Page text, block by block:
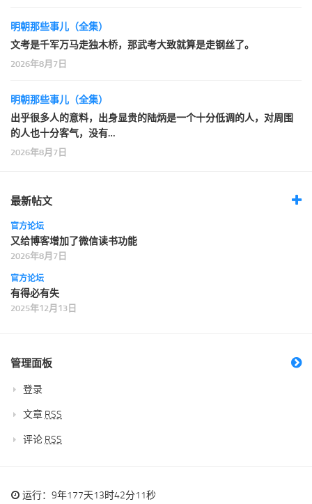
明朝那些事儿（全集）
文考是千军万马走独木桥，那武考大致就算是走钢丝了。
2026年8月7日
明朝那些事儿（全集）
出乎很多人的意料，出身显贵的陆炳是一个十分低调的人，对周围
的人也十分客气，没有…
2026年8月7日
最新帖文
官方论坛
又给博客增加了微信读书功能
2026年8月7日
官方论坛
有得必有失
2025年12月13日
管理面板
登录
文章 RSS
评论 RSS
运行：9年177天13时42分12秒